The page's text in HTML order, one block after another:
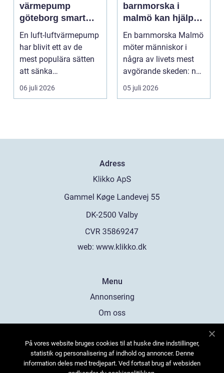
värmepump
göteborg smart
värme för
kustklimat
En luft-luftvärmepump
har blivit ett av de
mest populära sätten
att sänka
uppvärmningskostnad
er och ...
06 juli 2026
barnmorska i
malmö kan hjälpa
till med genom
livets olika faser
En barnmorska Malmö
möter människor i
några av livets mest
avgörande skeden: när
en graviditet plane...
05 juli 2026
Adress
web: www.klikko.dk
Menu
Annonsering
Om oss
Kontakta oss
Sitemap
På vores website bruges cookies til at huske dine indstillinger,
statistik og personalisering af indhold og annoncer. Denne
information deles med tredjepart. Ved fortsat brug af websiden